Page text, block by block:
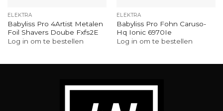
ELEKTRA
Babyliss Pro 4Artist Metalen
Foil Shavers Doube Fxfs2E
Log in om te bestellen
ELEKTRA
Babyliss Pro Fohn Caruso-
Hq Ionic 6970Ie
Log in om te bestellen